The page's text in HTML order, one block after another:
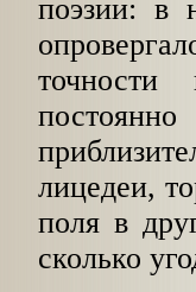
поэзии: в
точности
лицедеи,
поля в
сколько